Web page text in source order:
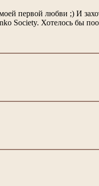
первой любви ;) И
Society. Хотелось бы